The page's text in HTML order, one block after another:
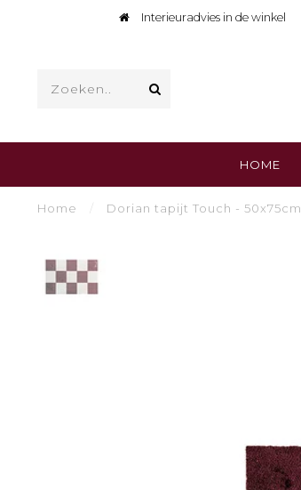
Interieuradvies in de winkel
HOME
Home Dorian tapijt Touch - 50x75cm